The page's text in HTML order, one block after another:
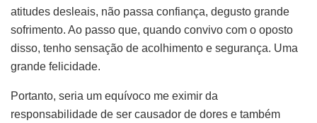
atitudes desleais, não passa confiança, degusto grande
sofrimento. Ao passo que, quando convivo com o oposto
disso, tenho sensação de acolhimento e segurança. Uma
grande felicidade.
Portanto, seria um equívoco me eximir da
responsabilidade de ser causador de dores e também